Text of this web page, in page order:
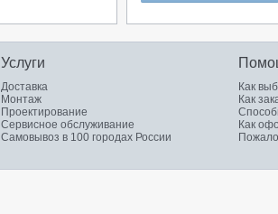
Услуги
Доставка
Монтаж
Проектирование
Сервисное обслуживание
Самовывоз в 100 городах России
Как
Как
Как